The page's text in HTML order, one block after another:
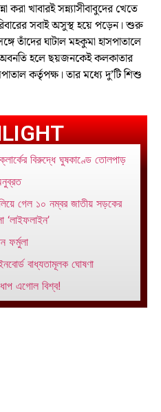
খাবারই সন্ন্যাসীবাবুদের খেতে
সবাই অসুস্থ হয়ে পড়েন। শুরু
তাঁদের ঘাটাল মহকুমা হাসপাতালে
অবনতি হলে ছয়জনকেই কলকাতার
কর্তৃপক্ষ। তার মধ্যে দু’টি শিশু
বিরুদ্ধে ঘুষকাণ্ডে তোলপাড়
গেল ১০ নম্বর জাতীয় সড়কের
‘লাইফলাইন’
ফর্মুলা
বাধ্যতামূলক ঘোষণা
এগোল বিশ্ব!